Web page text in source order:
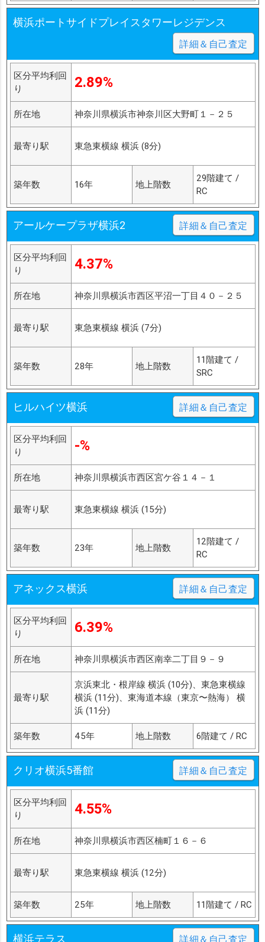
横浜ポートサイドプレイスタワーレジデンス
詳細＆自己査定
区分平均利回
り
2.89%
所在地 神奈川県横浜市神奈川区大野町１－２５
最寄り駅 東急東横線 横浜 (8分)
築年数 16年 地上階数
29階建て /
RC
アールケープラザ横浜2 詳細＆自己査定
区分平均利回
り
4.37%
所在地 神奈川県横浜市西区平沼一丁目４０－２５
最寄り駅 東急東横線 横浜 (7分)
築年数 28年 地上階数
11階建て /
SRC
ヒルハイツ横浜 詳細＆自己査定
区分平均利回
り
-%
所在地 神奈川県横浜市西区宮ケ谷１４－１
最寄り駅 東急東横線 横浜 (15分)
築年数 23年 地上階数
12階建て /
RC
アネックス横浜 詳細＆自己査定
区分平均利回
り
6.39%
所在地 神奈川県横浜市西区南幸二丁目９－９
最寄り駅
京浜東北・根岸線 横浜 (10分)、東急東横線
横浜 (11分)、東海道本線（東京〜熱海） 横
浜 (11分)
築年数 45年 地上階数 6階建て / RC
クリオ横浜5番館 詳細＆自己査定
区分平均利回
り
4.55%
所在地 神奈川県横浜市西区楠町１６－６
最寄り駅 東急東横線 横浜 (12分)
築年数 25年 地上階数 11階建て / RC
横浜テラス 詳細＆自己査定